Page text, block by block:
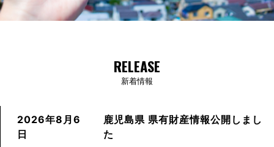
RELEASE
新着情報
2026年8月6
日
鹿児島県 県有財産情報公開しまし
た